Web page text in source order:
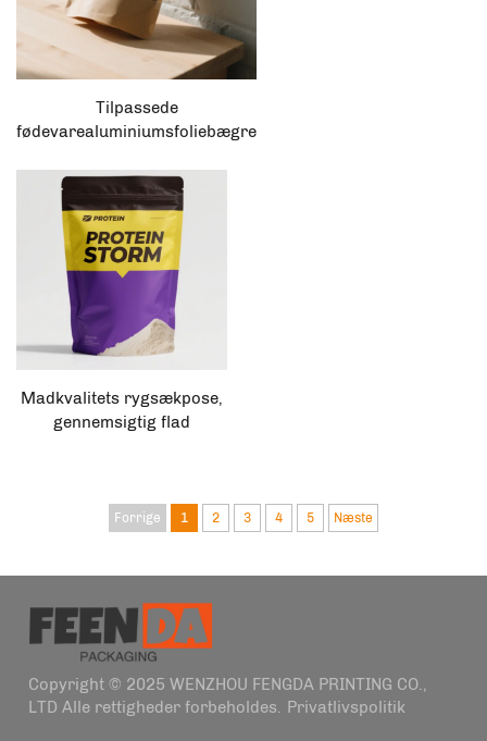
Tilpassede
fødevarealuminiumsfoliebægre
Madkvalitets rygsækpose,
gennemsigtig flad
Forrige 1 2 3 4 5 Næste
Copyright © 2025 WENZHOU FENGDA PRINTING CO.,
LTD Alle rettigheder forbeholdes. Privatlivspolitik